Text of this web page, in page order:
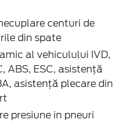
centuri de
din spate
al vehiculului IVD,
ABS, ESC, asistență
asistență plecare din
presiune in pneuri